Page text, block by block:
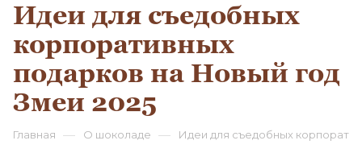
Идеи для съедобных
корпоративных
подарков на Новый год
Змеи 2025
Главная — О шоколаде — Идеи для съедобных